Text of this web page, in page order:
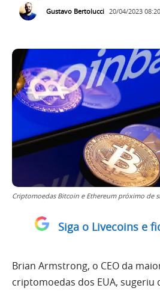
Gustavo Bertolucci 20/04/2023 08:20
Criptomoedas Bitcoin e Ethereum próximo de
Siga o Livecoins e
Brian Armstrong, o CEO da
criptomoedas dos EUA, sugeriu